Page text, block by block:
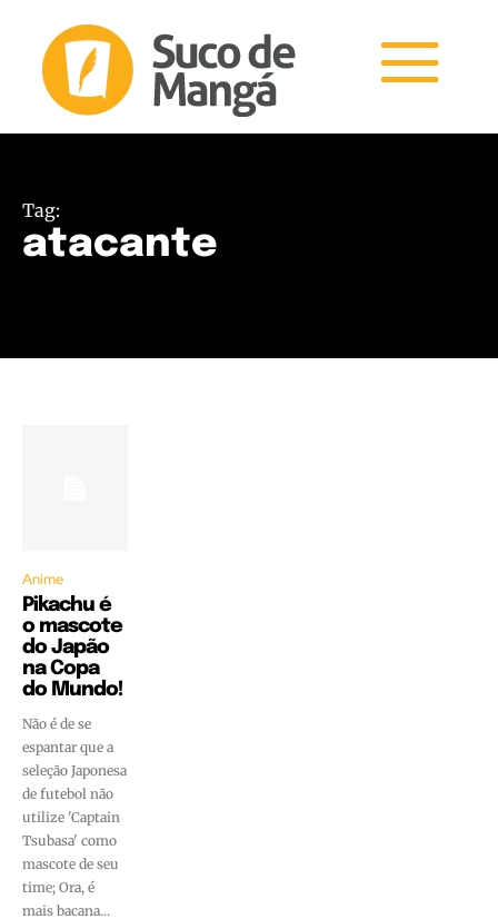
Tag:
atacante
Anime
Pikachu é
o mascote
do Japão
na Copa
do Mundo!
Não é de se
espantar que a
seleção Japonesa
de futebol não
utilize 'Captain
Tsubasa' como
mascote de seu
time; Ora, é
mais bacana...